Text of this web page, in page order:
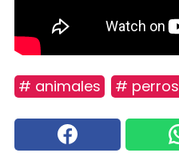
# animales # perros